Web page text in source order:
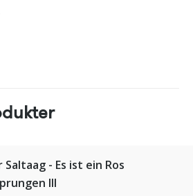
Saltaag - Es ist ein Ros
Ill